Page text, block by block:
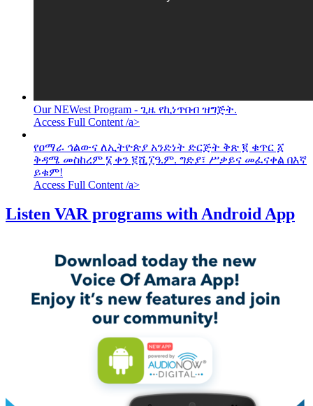
Our NEWest Program - ጊዜ የኪነጥበብ ዝግጅት.
Access Full Content /a>
የዐማራ ኅልውና ለኢትዮጵያ አንድነት ድርጅት ቅጽ ፪ ቁጥር ፩
ቅዳሜ መስከረም ፮ ቀን ፪ሺ፲ዓ.ም. ግድያ፣ ሥቃይና መፈናቀል በእኛ
ይቁም!
Access Full Content /a>
Listen VAR programs with Android App